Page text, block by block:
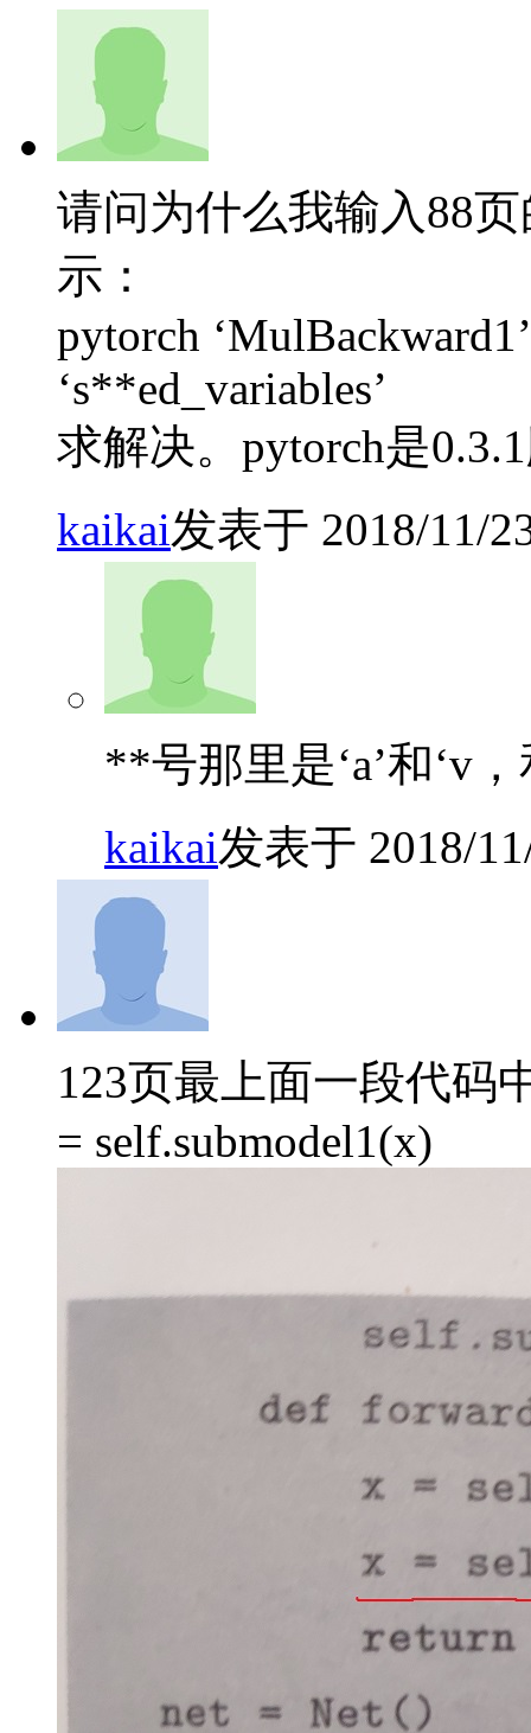
请问为什么我输入88页
示：
pytorch
‘s**ed_variables’
求解决。pytorch是
kaikai发表于 2018/11/
**号那里是‘a’和‘v
kaikai发表于 2018/
123页最上面一段代码
= self.submodel1(x)